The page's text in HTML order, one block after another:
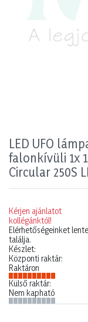
LED UFO
falonkívüli 1x
Circular 250S
Kérjen ajánlatot
kollégánktól!
Elérhetőségeinket
találja.
Készlet:
Központi raktár:
Raktáron
Külső raktár:
Nem kapható